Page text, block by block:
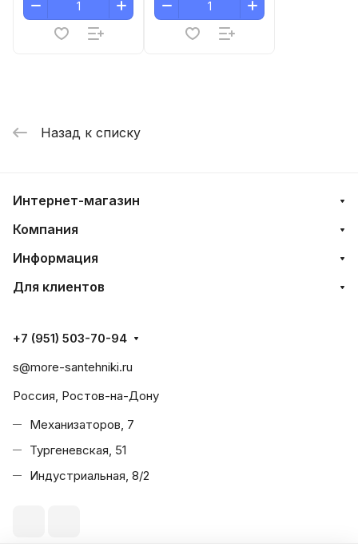
Назад к списку
Интернет-магазин
Компания
Информация
Для клиентов
+7 (951) 503-70-94
s@more-santehniki.ru
Россия, Ростов-на-Дону
Механизаторов, 7
Тургеневская, 51
Индустриальная, 8/2